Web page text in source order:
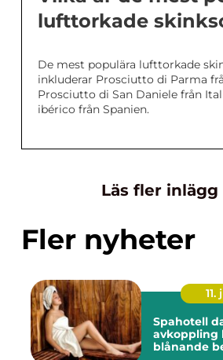
lufttorkade
De mest populära lufttorkade
inkluderar Prosciutto di Parma
Prosciutto di San Daniele från
ibérico från Spanien.
Läs fler inlägg
Fler nyheter
11.
Spahotell
avkoppling
blånande